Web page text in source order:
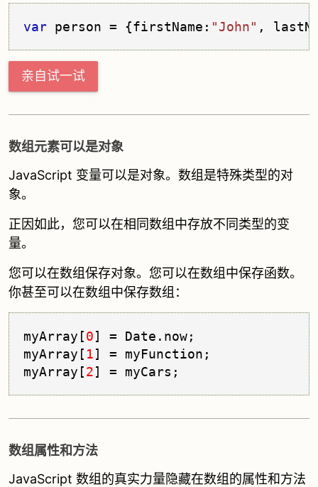
var person = {firstName: "John" ,
亲自试一试
数组元素可以是对象
JavaScript 变量可以是对象。数组是特殊类型的对
象。
正因如此，您可以在相同数组中存放不同类型的变
量。
您可以在数组保存对象。您可以在数组中保存函数。
你甚至可以在数组中保存数组：
myArray[0] = Date. now;
myArray[ 1] = myFunction;
myArray[2
数组属性和方法
JavaScript 数组的真实力量隐藏在数组的属性和方法